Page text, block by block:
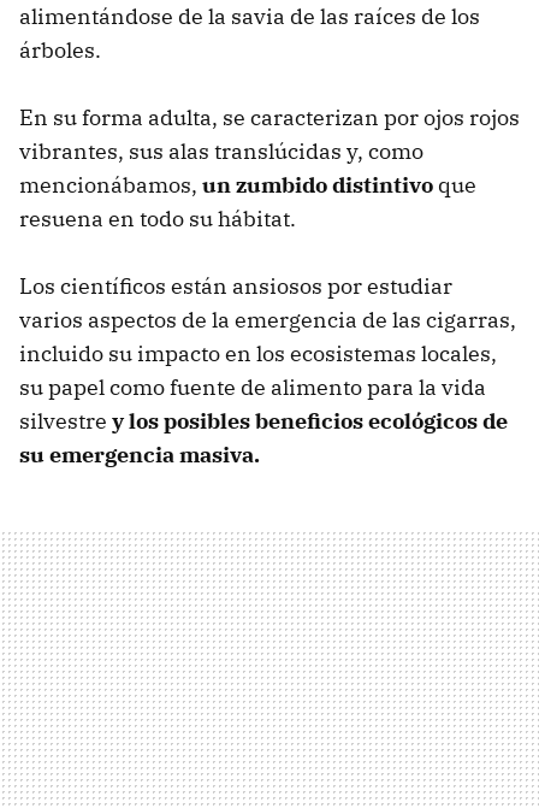
alimentándose de la savia de las raíces de los
árboles.
En su forma adulta, se caracterizan por ojos rojos
vibrantes, sus alas translúcidas y, como
mencionábamos, un zumbido distintivo que
resuena en todo su hábitat.
Los científicos están ansiosos por estudiar
varios aspectos de la emergencia de las cigarras,
incluido su impacto en los ecosistemas locales,
su papel como fuente de alimento para la vida
silvestre y los posibles beneficios ecológicos de
su emergencia masiva.